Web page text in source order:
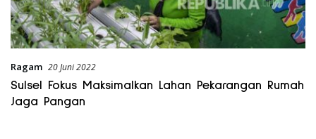
Ragam 20 Juni 2022
Sulsel Fokus Maksimalkan Lahan Pekarangan Rumah
Jaga Pangan